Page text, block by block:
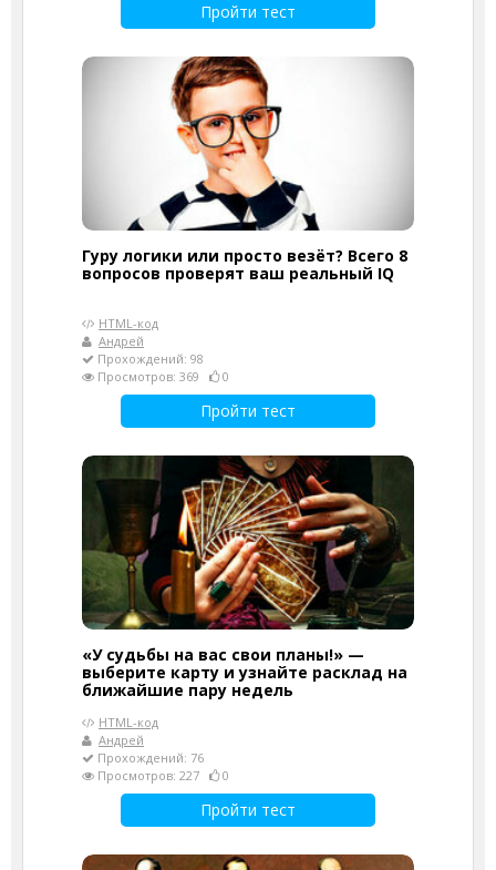
Пройти тест
Гуру логики или просто везёт? Всего 8
вопросов проверят ваш реальный IQ
HTML-код
Андрей
Прохождений: 98
Просмотров: 369
0
Пройти тест
«У судьбы на вас свои планы!» —
выберите карту и узнайте расклад на
ближайшие пару недель
HTML-код
Андрей
Прохождений: 76
Просмотров: 227
0
Пройти тест